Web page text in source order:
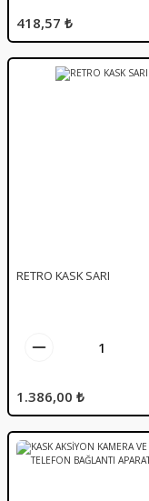
418,57 ₺
RETRO KASK SARI
1.386,00 ₺